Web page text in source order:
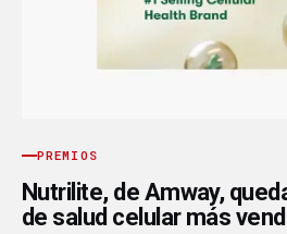
PREMIOS
Nutrilite, de Amway,
de salud celular más